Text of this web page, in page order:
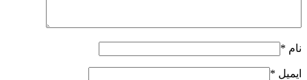
نام *
ایمیل *